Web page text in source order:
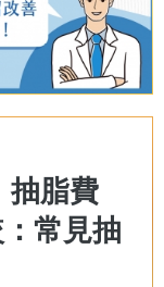
抽脂費
常見抽